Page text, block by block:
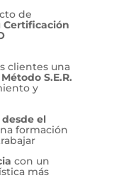
de
Certificación
clientes una
Método S.E.R.
y
el
formación
con un
más